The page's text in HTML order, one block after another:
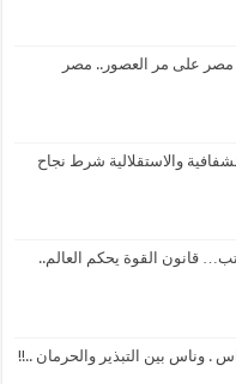
على مر العصور.. مصر
والاستقلالية شرط نجاح
قانون القوة يحكم العالم..
. وناس بين التبذير والحرمان ..!!